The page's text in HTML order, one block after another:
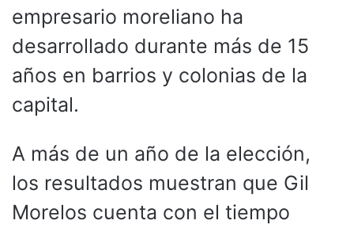
empresario moreliano ha
desarrollado durante más de 15
años en barrios y colonias de la
capital.
A más de un año de la elección,
los resultados muestran que Gil
Morelos cuenta con el tiempo